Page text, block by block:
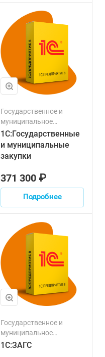
Государственное и
муниципальное
управление
1С:Государственные
и муниципальные
закупки
371 300 ₽
Подробнее
Государственное и
муниципальное
управление
1С:ЗАГС